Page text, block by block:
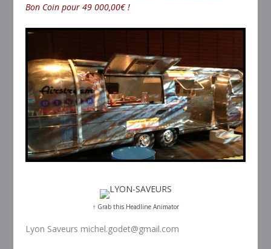
Bon Coin pour 49 000,00€ !
↑ Grab this Headline Animator
Lyon Saveurs michel.godet@gmail.com